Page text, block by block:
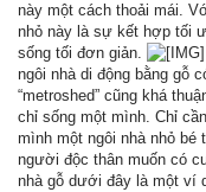
này một cách thoải mái.
nhỏ này là sự kết hợp tối
sống tối đơn giản.
ngôi nhà di động bằng gỗ
“metroshed” cũng khá
chỉ sống một mình. Chỉ
mình một ngôi nhà nhỏ bé
người độc thân muốn có
nhà gỗ dưới đây là một ví